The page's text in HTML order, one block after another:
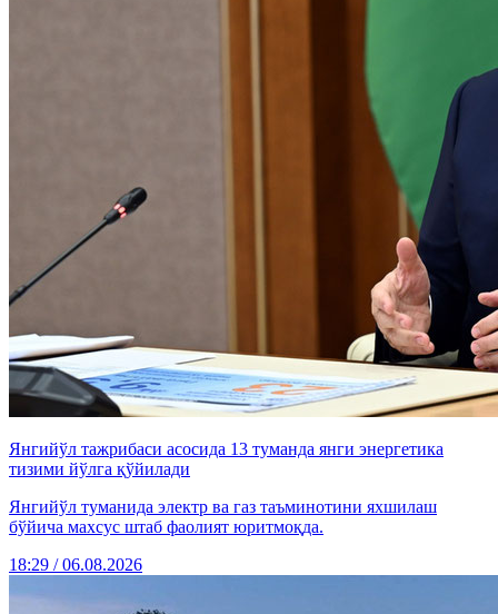
Янгийўл тажрибаси асосида 13 туманда янги энергетика
тизими йўлга қўйилади
Янгийўл туманида электр ва газ таъминотини яхшилаш
бўйича махсус штаб фаолият юритмоқда.
18:29 / 06.08.2026